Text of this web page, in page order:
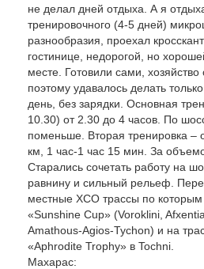
не делал дней отдыха. А я
тренировочного (4-5 дней)
разнообразия, проехал
гостинице, недорогой, но
месте. Готовили сами,
поэтому удавалось делать
день, без зарядки. Основная
10.30) от 2.30 до 4 часов. По
поменьше. Вторая тренировка –
км, 1 час-1 час 15 мин. За
Старались сочетать работу на
равнину и сильный рельеф.
местные XCO трассы по которым
«Sunshine Cup» (Voroklini,
Amathous-Agios-Tychon) и на
«Aphrodite Trophy» в Tochni.
Махарас: